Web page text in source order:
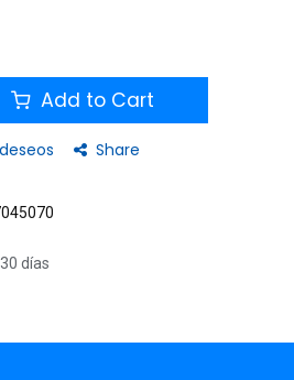
Add to Cart
Share
días